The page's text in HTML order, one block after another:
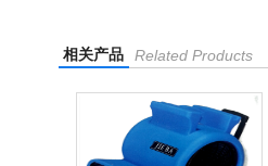
相关产品 Related Products